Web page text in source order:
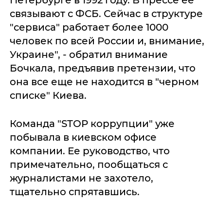
связывают с ФСБ. Сейчас в структуре
"сервиса" работает более 1000
человек по всей России и, внимание,
Украине", - обратил внимание
Бочкала, предъявив претензии, что
она все еще не находится в "черном
списке" Киева.
Команда "STOP коррупции" уже
побывала в киевском офисе
компании. Ее руководство, что
примечательно, пообщаться с
журналистами не захотело,
тщательно спрятавшись.